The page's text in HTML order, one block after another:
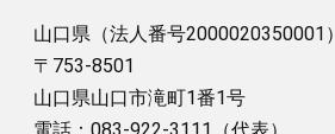
山口県 （法人番号2000020350001）
〒753-8501
山口県山口市滝町1番1号
電話：083-922-3111（代表）